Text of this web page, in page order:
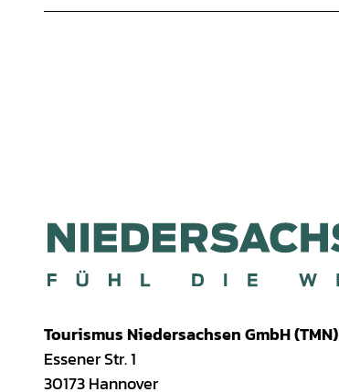
Tourismus Niedersachsen GmbH (TMN)
Essener Str. 1
30173 Hannover